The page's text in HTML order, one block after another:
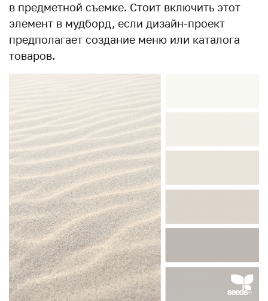
в предметной съемке. Стоит включить этот
элемент в мудборд, если дизайн-проект
предполагает создание меню или каталога
товаров.